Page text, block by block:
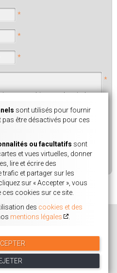
*
*
*
*
& ASSOCIÉS
ASSURANCE
dossier de candidature en ligne
consommation & patrimoine
Contactez-nous Connexion
sont utilisés pour fournir
pas être désactivés pour ces
ou facultatifs sont
et vues virtuelles, donner
lire et écrire des
et partager sur les
sur « Accepter », vous
cookies sur ce site.
des cookies et des
mentions légales .